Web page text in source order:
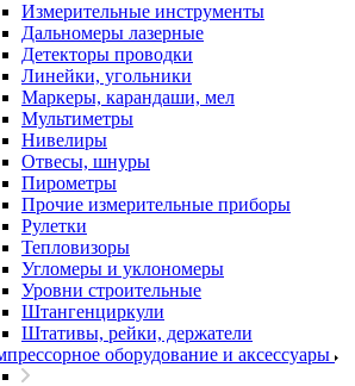
Измерительные инструменты
Дальномеры лазерные
Детекторы проводки
Линейки, угольники
Маркеры, карандаши, мел
Мультиметры
Нивелиры
Отвесы, шнуры
Пирометры
Прочие измерительные приборы
Рулетки
Тепловизоры
Угломеры и уклономеры
Уровни строительные
Штангенциркули
Штативы, рейки, держатели
оборудование и аксессуары